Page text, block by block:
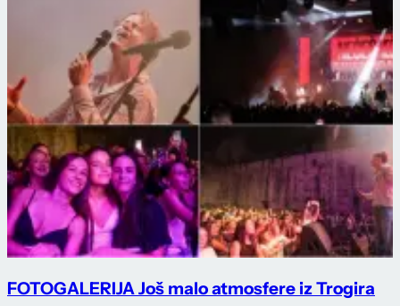
FOTOGALERIJA Još malo atmosfere iz Trogira